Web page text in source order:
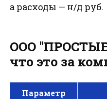
а расходы — н/д руб.
ООО
что это за
Параметр